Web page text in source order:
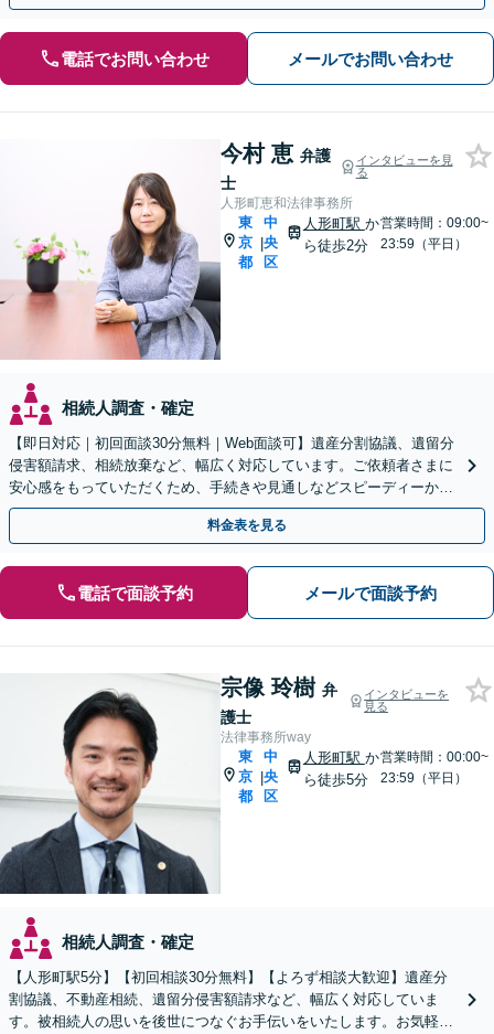
電話でお問い合わせ メールでお問い合わせ
今村 恵 弁護
士
インタビューを見
る
人形町恵和法律事務所
東
京
都
|
中
央
区
人形町駅 か
ら徒歩2分
営業時間：09:00~
23:59（平日）
相続人調査・確定
【即日対応｜初回面談30分無料｜Web面談可】遺産分割協議、遺留分
侵害額請求、相続放棄など、幅広く対応しています。ご依頼者さまに
安心感をもっていただくため、手続きや見通しなどスピーディーかつ
丁寧な対応を心がけています。【休日・夜間面談可】
料金表を見る
電話で面談予約 メールで面談予約
宗像 玲樹 弁
護士
インタビューを
見る
法律事務所way
東
京
都
|
中
央
区
人形町駅 か
ら徒歩5分
営業時間：00:00~
23:59（平日）
相続人調査・確定
【人形町駅5分】【初回相談30分無料】【よろず相談大歓迎】遺産分
割協議、不動産相続、遺留分侵害額請求など、幅広く対応していま
す。被相続人の思いを後世につなぐお手伝いをいたします。お気軽に